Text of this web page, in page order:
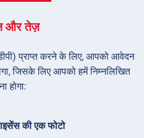
और तेज़
प्राप्त करने के लिए, आपको आवेदन
जिसके लिए आपको हमें निम्नलिखित
होगा:
की एक फोटो